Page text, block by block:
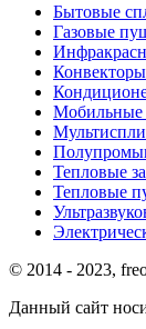
Бытовые
Газовые
Конвекторы
Мобильные
Тепловые
Тепловые
© 2014 - 2023,
Данный сайт